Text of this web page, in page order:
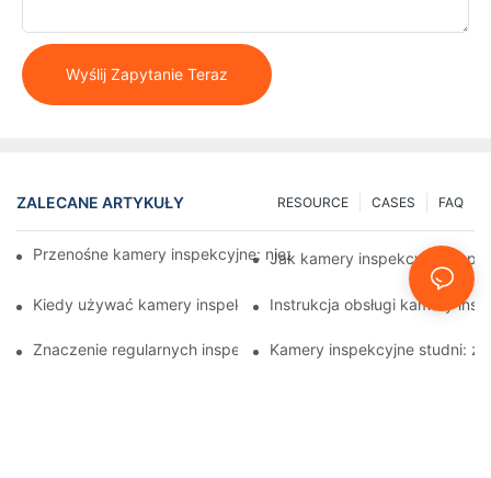
Wyślij Zapytanie Teraz
ZALECANE ARTYKUŁY FAQ
CASES
RESOURCE
Przenośne kamery inspekcyjne: niezbędne narzędzia dla
Jak kamery inspekcyjne
Kiedy używać kamery inspekcyjnej do studni: kluczowe
Instrukcja obsługi kamery
Znaczenie regularnych inspekcji studni za pomocą
Kamery inspekcyjne studni: